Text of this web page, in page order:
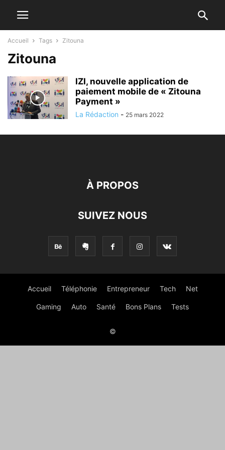
Accueil Tags Zitouna
Zitouna
IZI, nouvelle application de
paiement mobile de « Zitouna
Payment »
La Rédaction - 25 mars 2022
À PROPOS
SUIVEZ NOUS
Accueil Téléphonie Entrepreneur Tech Net
Gaming Auto Santé Bons Plans Tests
©